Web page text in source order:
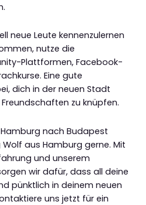
neue Leute kennenzulernen
nutze die
Plattformen, Facebook-
Eine gute
dich in der neuen Stadt
zu knüpfen.
nach Budapest
aus Hamburg gerne. Mit
und unserem
wir dafür, dass all deine
pünktlich in deinem neuen
uns jetzt für ein